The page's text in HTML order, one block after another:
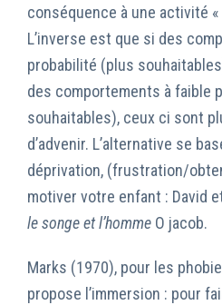
conséquence à une activité
L’inverse est que si des
probabilité (plus
des comportements à faible
souhaitables), ceux ci sont
d’advenir. L’alternative se
déprivation, (frustration/
motiver votre enfant : David
le songe et l’homme O jacob.
Marks (1970), pour les
propose l’immersion : pour